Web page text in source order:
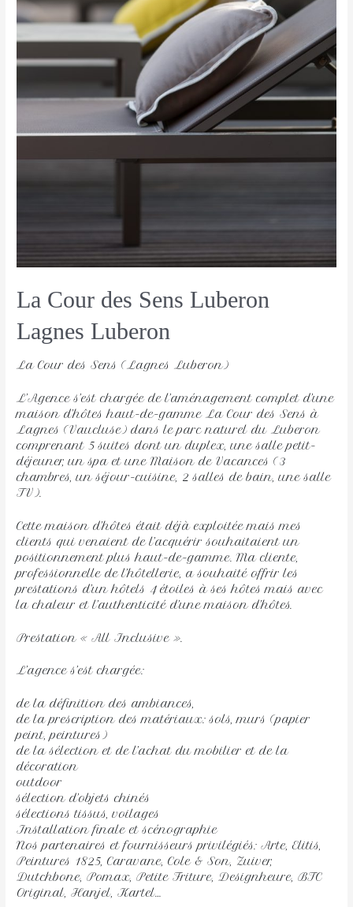
La Cour des Sens Luberon
Lagnes Luberon
La Cour des Sens (Lagnes Luberon)
L’Agence s’est chargée de l’aménagement complet d’une
maison d’hôtes haut-de-gamme La Cour des Sens à
Lagnes (Vaucluse) dans le parc naturel du Luberon
comprenant 5 suites dont un duplex, une salle petit-
déjeuner, un spa et une Maison de Vacances (3
chambres, un séjour-cuisine, 2 salles de bain, une salle
TV).
Cette maison d’hôtes était déjà exploitée mais mes
clients qui venaient de l’acquérir souhaitaient un
positionnement plus haut-de-gamme. Ma cliente,
professionnelle de l’hôtellerie, a souhaité offrir les
prestations d’un hôtels 4 étoiles à ses hôtes mais avec
la chaleur et l’authenticité d’une maison d’hôtes.
Prestation « All Inclusive ».
L’agence s’est chargée:
de la définition des ambiances,
de la prescription des matériaux: sols, murs (papier
peint, peintures)
de la sélection et de l’achat du mobilier et de la
décoration
outdoor
sélection d’objets chinés
sélections tissus, voilages
Installation finale et scénographie
Nos partenaires et fournisseurs privilégiés: Arte, Elitis,
Peintures 1825, Caravane, Cole & Son, Zuiver,
Dutchbone, Pomax, Petite Friture, Designheure, BTC
Original, Hanjel, Kartel…